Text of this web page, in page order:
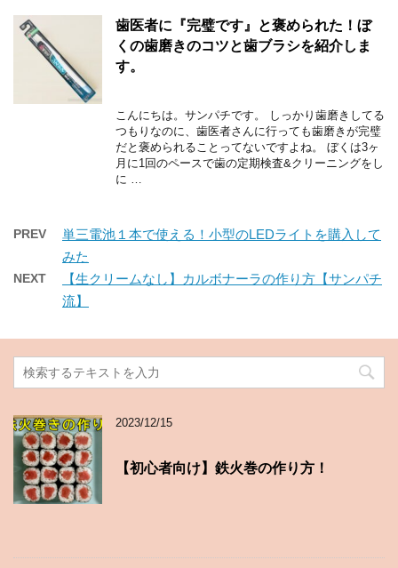
歯医者に『完璧です』と褒められた！ぼ
くの歯磨きのコツと歯ブラシを紹介しま
す。
こんにちは。サンパチです。 しっかり歯磨きしてる
つもりなのに、歯医者さんに行っても歯磨きが完璧
だと褒められることってないですよね。 ぼくは3ヶ
月に1回のペースで歯の定期検査&クリーニングをし
に …
PREV
単三電池１本で使える！小型のLEDライトを購入して
みた
NEXT
【生クリームなし】カルボナーラの作り方【サンパチ
流】
2023/12/15
【初心者向け】鉄火巻の作り方！